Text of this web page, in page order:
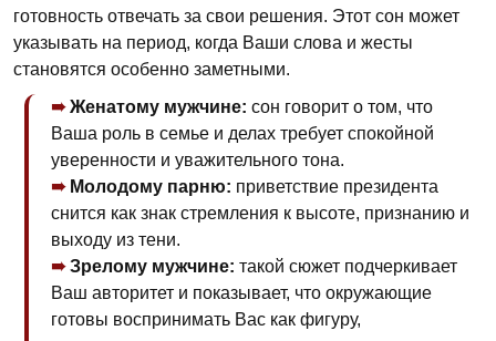
готовность отвечать за свои решения. Этот сон может
указывать на период, когда Ваши слова и жесты
становятся особенно заметными.
Женатому мужчине: сон говорит о том, что
Ваша роль в семье и делах требует спокойной
уверенности и уважительного тона.
Молодому парню: приветствие президента
снится как знак стремления к высоте, признанию и
выходу из тени.
Зрелому мужчине: такой сюжет подчеркивает
Ваш авторитет и показывает, что окружающие
готовы воспринимать Вас как фигуру,